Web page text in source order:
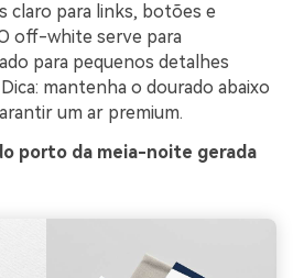
claro para links, botões e
off-white serve para
para pequenos detalhes
mantenha o dourado abaixo
um ar premium.
porto da meia-noite gerada